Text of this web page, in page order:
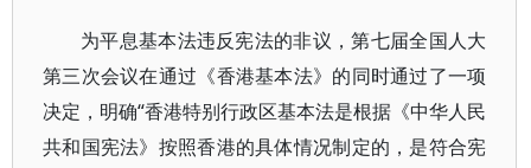
为平息基本法违反宪法的非议，第七届全国人大
第三次会议在通过《香港基本法》的同时通过了一项
决定，明确“香港特别行政区基本法是根据《中华人民
共和国宪法》按照香港的具体情况制定的，是符合宪